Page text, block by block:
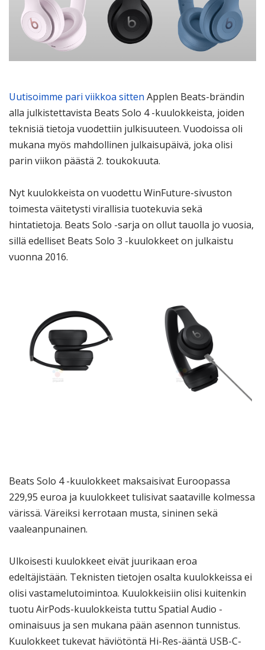
Uutisoimme pari viikkoa sitten Applen Beats-brändin
alla julkistettavista Beats Solo 4 -kuulokkeista, joiden
teknisiä tietoja vuodettiin julkisuuteen. Vuodoissa oli
mukana myös mahdollinen julkaisupäivä, joka olisi
parin viikon päästä 2. toukokuuta.
Nyt kuulokkeista on vuodettu WinFuture-sivuston
toimesta väitetysti virallisia tuotekuvia sekä
hintatietoja. Beats Solo -sarja on ollut tauolla jo vuosia,
sillä edelliset Beats Solo 3 -kuulokkeet on julkaistu
vuonna 2016.
Beats Solo 4 -kuulokkeet maksaisivat Euroopassa
229,95 euroa ja kuulokkeet tulisivat saataville kolmessa
värissä. Väreiksi kerrotaan musta, sininen sekä
vaaleanpunainen.
Ulkoisesti kuulokkeet eivät juurikaan eroa
edeltäjistään. Teknisten tietojen osalta kuulokkeissa ei
olisi vastamelutoimintoa. Kuulokkeisiin olisi kuitenkin
tuotu AirPods-kuulokkeista tuttu Spatial Audio -
ominaisuus ja sen mukana pään asennon tunnistus.
Kuulokkeet tukevat häviötöntä Hi-Res-ääntä USB-C-